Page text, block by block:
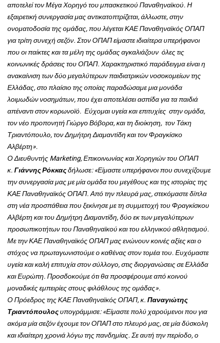
αποτελεί τον Μέγα Χορηγό του μπασκετικού Παναθηναϊκού. Η
εξαιρετική συνεργασία μας αντικατοπτρίζεται, άλλωστε, στην
ονοματοδοσία της ομάδας, που λέγεται ΚΑΕ Παναθηναϊκός ΟΠΑΠ
για τρίτη συνεχή σεζόν. Στον ΟΠΑΠ είμαστε ιδιαίτερα υπερήφανοι
που οι παίκτες και τα μέλη της ομάδας αγκαλιάζουν όλες τις
κοινωνικές δράσεις του ΟΠΑΠ. Χαρακτηριστικό παράδειγμα είναι η
ανακαίνιση των δύο μεγαλύτερων παιδιατρικών νοσοκομείων της
Ελλάδας, στο πλαίσιο της οποίας παραδώσαμε μια μονάδα
λοιμωδών νοσημάτων, που έχει αποτελέσει ασπίδα για τα παιδιά
απέναντι στον κορωνοϊό. Εύχομαι υγεία και επιτυχίες στην ομάδα,
τον νέο προπονητή Γιώργο Βόβορα, και τη διοίκηση, τον Τάκη
Τριαντόπουλο, τον Δημήτρη Διαμαντίδη και τον Φραγκίσκο
Αλβέρτη».
Ο Διευθυντής Marketing, Επικοινωνίας και Χορηγιών του ΟΠΑΠ
κ. Γιάννης Ρόκκαςδήλωσε: «Είμαστε υπερήφανοι που συνεχίζουμε
την συνεργασία μας με μία ομάδα του μεγέθους και της ιστορίας της
ΚΑΕ Παναθηναϊκός ΟΠΑΠ. Από την πλευρά μας, στεκόμαστε δίπλα
στη νέα προσπάθεια που ξεκίνησε με τη συμμετοχή του Φραγκίσκου
Αλβέρτη και του Δημήτρη Διαμαντίδη, δύο εκ των μεγαλύτερων
προσωπικοτήτων του Παναθηναϊκού και του ελληνικού αθλητισμού.
Με την ΚΑΕ Παναθηναϊκός ΟΠΑΠ μας ενώνουν κοινές αξίες και ο
στόχος να πρωταγωνιστούμε ο καθένας στον τομέα του. Ευχόμαστε
υγεία και καλή επιτυχία στον σύλλογο, στις διοργανώσεις σε Ελλάδα
και Ευρώπη. Προσδοκούμε ότι θα προσφέρουμε από κοινού
μοναδικές εμπειρίες στους φιλάθλους της ομάδας».
Ο Πρόεδρος της ΚΑΕ Παναθηναϊκός ΟΠΑΠ, κ. Παναγιώτης
Τριαντόπουλοςυπογράμμισε: «Είμαστε πολύ χαρούμενοι που για
ακόμα μία σεζόν έχουμε τον ΟΠΑΠ στο πλευρό μας, σε μία δύσκολη
και ιδιαίτερη χρονιά λόγω της πανδημίας. Σε αυτή την περίοδο, ο